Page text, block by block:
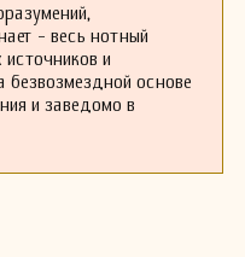
- весь нотный
и
безвозмездной основе
и заведомо в